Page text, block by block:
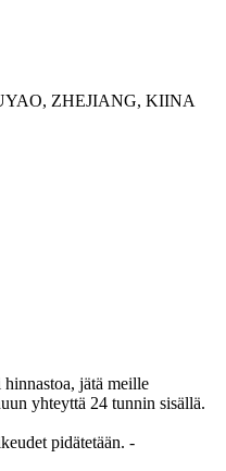
ZHEJIANG, KIINA
hinnastoa, jätä meille
yhteyttä 24 tunnin sisällä.
pidätetään. -